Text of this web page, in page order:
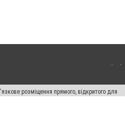
розміщення прямого, відкритого для